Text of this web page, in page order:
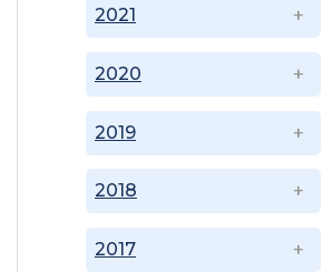
2017
2018
2019
2020
2021